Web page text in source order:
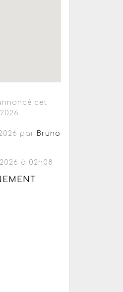
cet
par Bruno
à 02h08